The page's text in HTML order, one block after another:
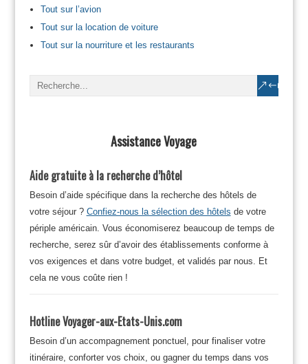
Tout sur l’avion
Tout sur la location de voiture
Tout sur la nourriture et les restaurants
Assistance Voyage
Aide gratuite à la recherche d’hôtel
Besoin d’aide spécifique dans la recherche des hôtels de
votre séjour ? Confiez-nous la sélection des hôtels de votre
périple américain. Vous économiserez beaucoup de temps de
recherche, serez sûr d’avoir des établissements conforme à
vos exigences et dans votre budget, et validés par nous. Et
cela ne vous coûte rien !
Hotline Voyager-aux-Etats-Unis.com
Besoin d’un accompagnement ponctuel, pour finaliser votre
itinéraire, conforter vos choix, ou gagner du temps dans vos